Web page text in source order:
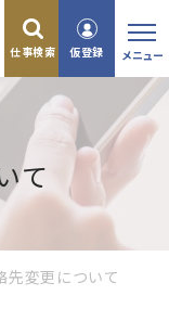
メニュー
仕事検索 仮登録
て
先変更について